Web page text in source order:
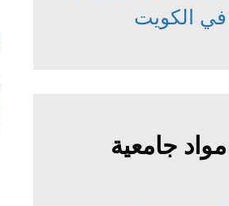
في الكويت
مواد جامعية